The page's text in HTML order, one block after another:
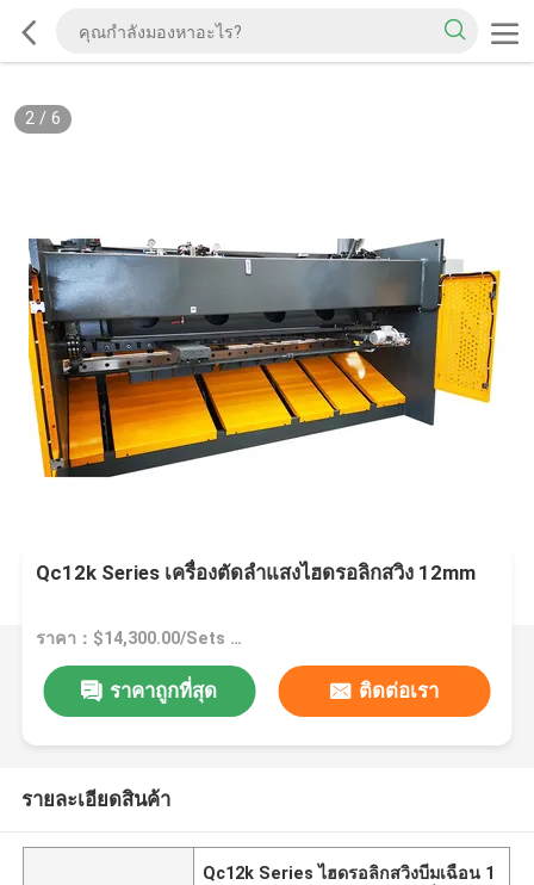
2/ 6
Qc12k Series เครื่องตัดลำแสงไฮดรอลิกสวิง 12mm
ราคา：$14,300.00/Sets >=1 Sets
ราคาถูกที่สุด ติดต่อเรา
รายละเอียดสินค้า
Qc12k Series ไฮดรอลิกสวิงบีมเฉือน 1